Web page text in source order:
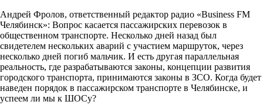
Андрей Фролов, ответственный редактор радио «Business FM
Челябинск»: Вопрос касается пассажирских перевозок в
общественном транспорте. Несколько дней назад был
свидетелем нескольких аварий с участием маршруток, через
несколько дней погиб мальчик. И есть другая параллельная
реальность, где разрабатываются законы, концепции развития
городского транспорта, принимаются законы в ЗСО. Когда будет
наведен порядок в пассажирском транспорте в Челябинске, и
успеем ли мы к ШОСу?